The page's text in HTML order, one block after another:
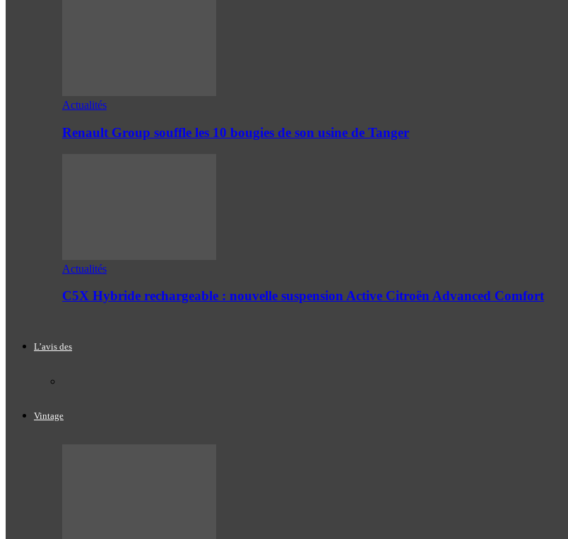
Actualités
Renault Group souffle les 10 bougies de son usine de Tanger
Actualités
C5X Hybride rechargeable : nouvelle suspension Active Citroën Advanced Comfort
L’avis des
Vintage